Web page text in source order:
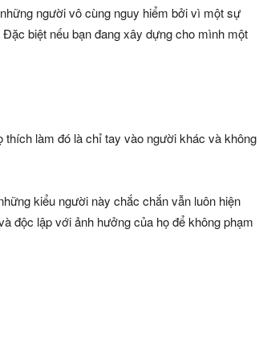
người vô cùng nguy hiểm bởi vì một sự
biệt nếu bạn đang xây dựng cho mình một
làm đó là chỉ tay vào người khác và không
kiểu người này chắc chắn vẫn luôn hiện
độc lập với ảnh hưởng của họ để không phạm